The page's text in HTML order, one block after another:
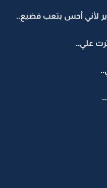
لأني أحس بتعب فضيع..
علي..